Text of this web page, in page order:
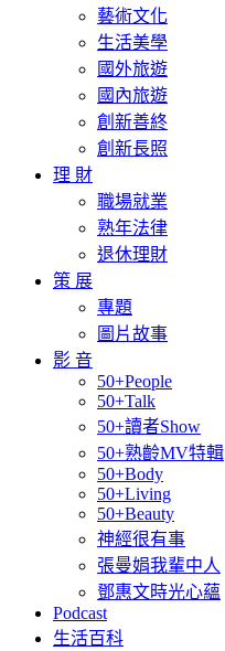
藝術文化
生活美學
國外旅遊
國內旅遊
創新善終
創新長照
理 財
職場就業
熟年法律
退休理財
策 展
專題
圖片故事
影 音
50+People
50+Talk
50+讀者Show
50+熟齡MV特輯
50+Body
50+Living
50+Beauty
神經很有事
張曼娟我輩中人
鄧惠文時光心蘊
Podcast
生活百科